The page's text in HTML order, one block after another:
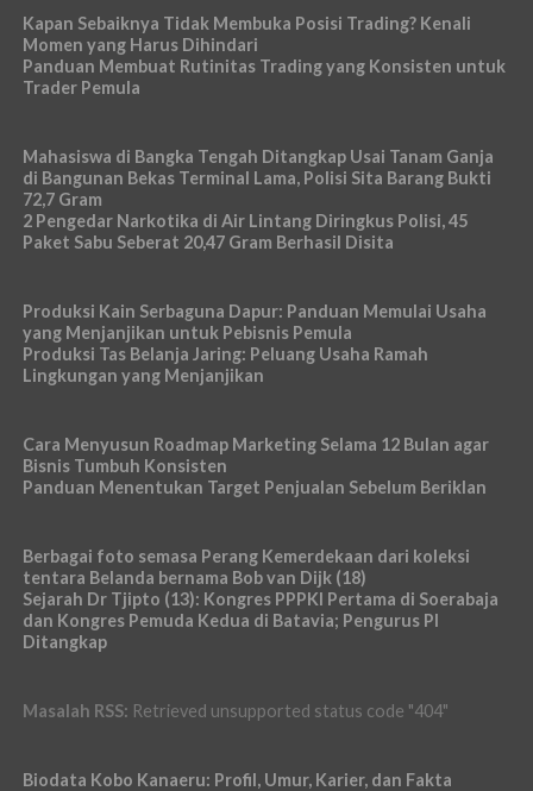
Kapan Sebaiknya Tidak Membuka Posisi Trading? Kenali
Momen yang Harus Dihindari
Panduan Membuat Rutinitas Trading yang Konsisten untuk
Trader Pemula
Mahasiswa di Bangka Tengah Ditangkap Usai Tanam Ganja
di Bangunan Bekas Terminal Lama, Polisi Sita Barang Bukti
72,7 Gram
2 Pengedar Narkotika di Air Lintang Diringkus Polisi, 45
Paket Sabu Seberat 20,47 Gram Berhasil Disita
Produksi Kain Serbaguna Dapur: Panduan Memulai Usaha
yang Menjanjikan untuk Pebisnis Pemula
Produksi Tas Belanja Jaring: Peluang Usaha Ramah
Lingkungan yang Menjanjikan
Cara Menyusun Roadmap Marketing Selama 12 Bulan agar
Bisnis Tumbuh Konsisten
Panduan Menentukan Target Penjualan Sebelum Beriklan
Berbagai foto semasa Perang Kemerdekaan dari koleksi
tentara Belanda bernama Bob van Dijk (18)
Sejarah Dr Tjipto (13): Kongres PPPKI Pertama di Soerabaja
dan Kongres Pemuda Kedua di Batavia; Pengurus PI
Ditangkap
Masalah RSS: Retrieved unsupported status code "404"
Biodata Kobo Kanaeru: Profil, Umur, Karier, dan Fakta